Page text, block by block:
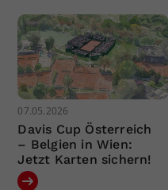
07.05.2026
Davis Cup Österreich
– Belgien in Wien:
Jetzt Karten sichern!